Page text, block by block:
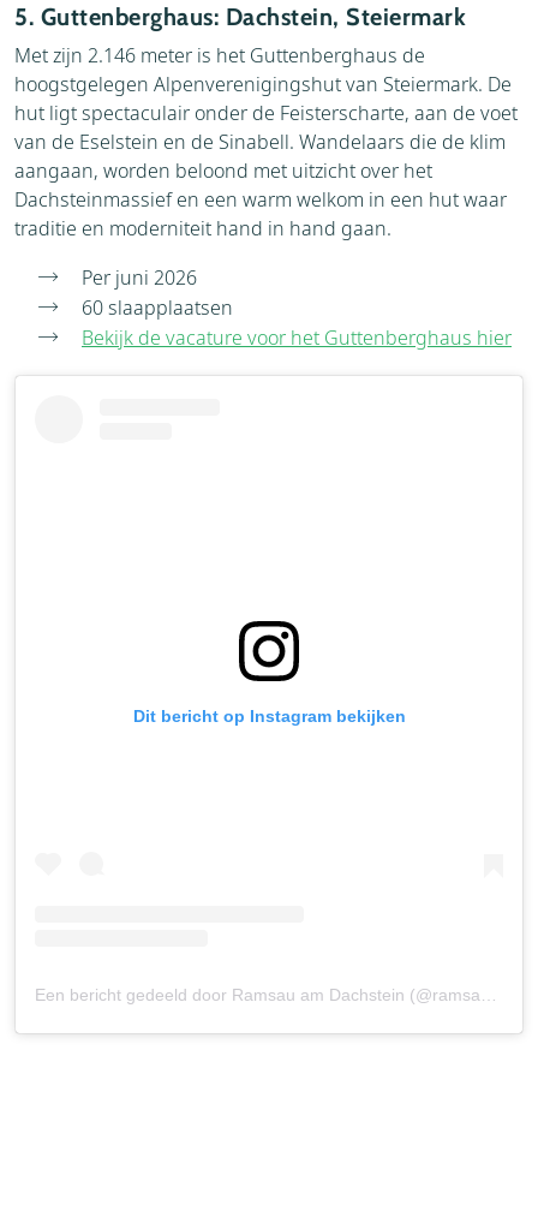
5. Guttenberghaus: Dachstein, Steiermark
Met zijn 2.146 meter is het Guttenberghaus de
hoogstgelegen Alpenverenigingshut van Steiermark. De
hut ligt spectaculair onder de Feisterscharte, aan de voet
van de Eselstein en de Sinabell. Wandelaars die de klim
aangaan, worden beloond met uitzicht over het
Dachsteinmassief en een warm welkom in een hut waar
traditie en moderniteit hand in hand gaan.
Per juni 2026
60 slaapplaatsen
Bekijk de vacature voor het Guttenberghaus hier
Dit bericht op Instagram bekijken